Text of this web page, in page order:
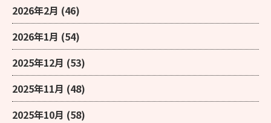
2026年2月 (46)
2026年1月 (54)
2025年12月 (53)
2025年11月 (48)
2025年10月 (58)